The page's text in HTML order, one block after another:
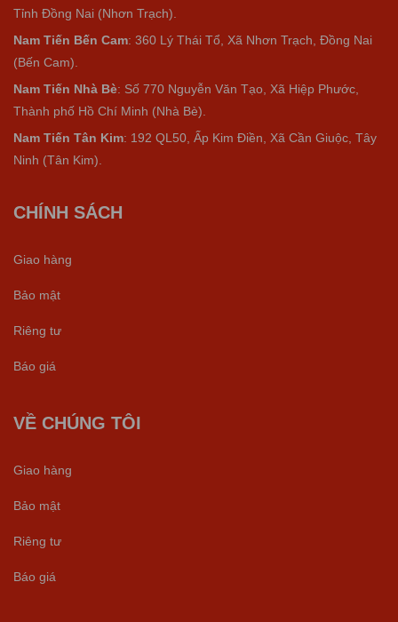
Tỉnh Đồng Nai (Nhơn Trạch).
Nam Tiến Bến Cam: 360 Lý Thái Tổ, Xã Nhơn Trạch, Đồng Nai
(Bến Cam).
Nam Tiến Nhà Bè: Số 770 Nguyễn Văn Tạo, Xã Hiệp Phước,
Thành phố Hồ Chí Minh (Nhà Bè).
Nam Tiến Tân Kim: 192 QL50, Ấp Kim Điền, Xã Cần Giuộc, Tây
Ninh (Tân Kim).
CHÍNH SÁCH
Giao hàng
Bảo mật
Riêng tư
Báo giá
VỀ CHÚNG TÔI
Giao hàng
Bảo mật
Riêng tư
Báo giá